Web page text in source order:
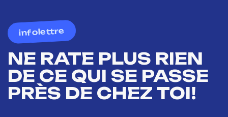
infolettre
NE RATE PLUS RIEN
DE CE QUI SE PASSE
PRÈS DE CHEZ TOI!